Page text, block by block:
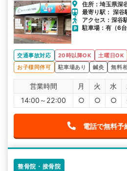
住所：埼玉県深
最寄り駅： 深
アクセス：深谷
駐車場：有（6台
交通事故対応 20時以降OK 土曜日OK
お子様同伴可
駐車場あり 鍼灸 無料
営業時間 月 火 水
14:00～22:00
○ ○ ○
電話で無料予
整骨院・接骨院